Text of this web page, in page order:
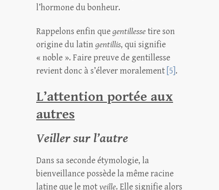
l’hormone du bonheur.
Rappelons enfin quegentillessetire son
origine du latin gentillis, qui signifie
« noble ». Faire preuve de gentillesse
revient donc à s’élever moralement [5] .
L’attention portée aux
autres
Veiller sur l’autre
Dans sa seconde étymologie, la
bienveillance possède la même racine
latine que le motveille. Elle signifie alors